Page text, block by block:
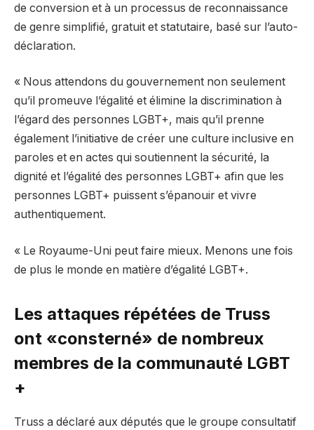
de conversion et à un processus de reconnaissance
de genre simplifié, gratuit et statutaire, basé sur l’auto-
déclaration.
« Nous attendons du gouvernement non seulement
qu’il promeuve l’égalité et élimine la discrimination à
l’égard des personnes LGBT+, mais qu’il prenne
également l’initiative de créer une culture inclusive en
paroles et en actes qui soutiennent la sécurité, la
dignité et l’égalité des personnes LGBT+ afin que les
personnes LGBT+ puissent s’épanouir et vivre
authentiquement.
« Le Royaume-Uni peut faire mieux. Menons une fois
de plus le monde en matière d’égalité LGBT+.
Les attaques répétées de Truss
ont «consterné» de nombreux
membres de la communauté LGBT
+
Truss a déclaré aux députés que le groupe consultatif